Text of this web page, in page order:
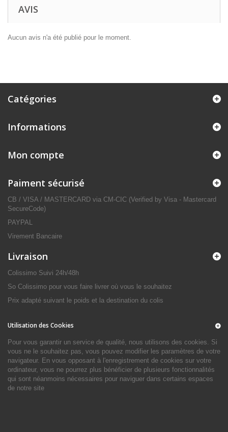
AVIS
Aucun avis n'a été publié pour le moment.
Catégories
Informations
Mon compte
Paiment sécurisé
CB / VISA / MASTERCARD via CM-CIC (Verified by Visa - Mastercard
SecureCode)
PAYPAL
Virement Bancaire
Livraison
Colissimo Suivi 24h/48h
So Colissimo pour vous faire livrer où vous le souhaitez
Prix adapté suivant le poids et la destination du colis
Utilisation des Cookies
Pour vous garantir un service de qualité, nous utilisons des cookies. Si
vous ne le souhaitez pas, vous pouvez modifier les paramètres de votre
navigateur. En vous opposant à l'enregistrement de cookies sur votre
ordinateur, vous ne pourrez plus bénéficier de plusieurs fonctionnalités
qui sont néanmoins nécessaires pour naviguer dans certains espaces
de notre site